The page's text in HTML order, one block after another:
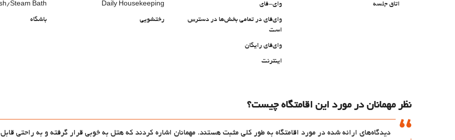
اتاق جلسه وای-فای
وای‌فای در تمامی بخش‌ها در دسترس
است
وای‌فای رایگان
اینترنت
Daily Housekeeping
رختشویی
Steam Bath
باشگاه
نظر مهمانان در مورد این اقامتگاه چیست؟
دیدگاه‌های ارائه شده در مورد اقامتگاه به طور کلی مثبت هستند. مهمانان اشاره کردند که هتل به خوبی قرار گرفته و به راحتی